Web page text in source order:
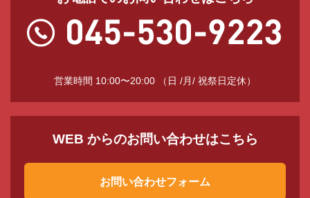
営業時間 10:00〜20:00 （日 /月/ 祝祭日定休）
WEB からのお問い合わせはこちら
お問い合わせフォーム